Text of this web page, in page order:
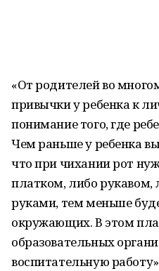
«От родителей во
привычки у ребенка к
понимание того, где
Чем раньше у ребенка
что при чихании рот
платком, либо рукавом,
руками, тем меньше
окружающих. В этом
образовательных
воспитательную